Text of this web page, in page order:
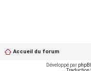
Accueil du forum
Développé par